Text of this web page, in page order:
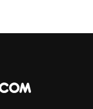
in uno